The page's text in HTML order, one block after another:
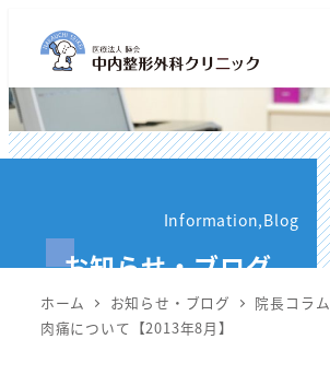
ン
コ
ン
へ
Information,Blog
お知らせ・ブログ
ホーム お知らせ・ブログ 院長コラム
肉痛について【2013年8月】